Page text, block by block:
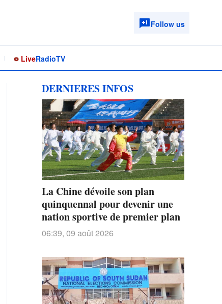
Follow us
LiveRadioTV
DERNIERES INFOS
La Chine dévoile son plan
quinquennal pour devenir une
nation sportive de premier plan
06:39, 09 août 2026